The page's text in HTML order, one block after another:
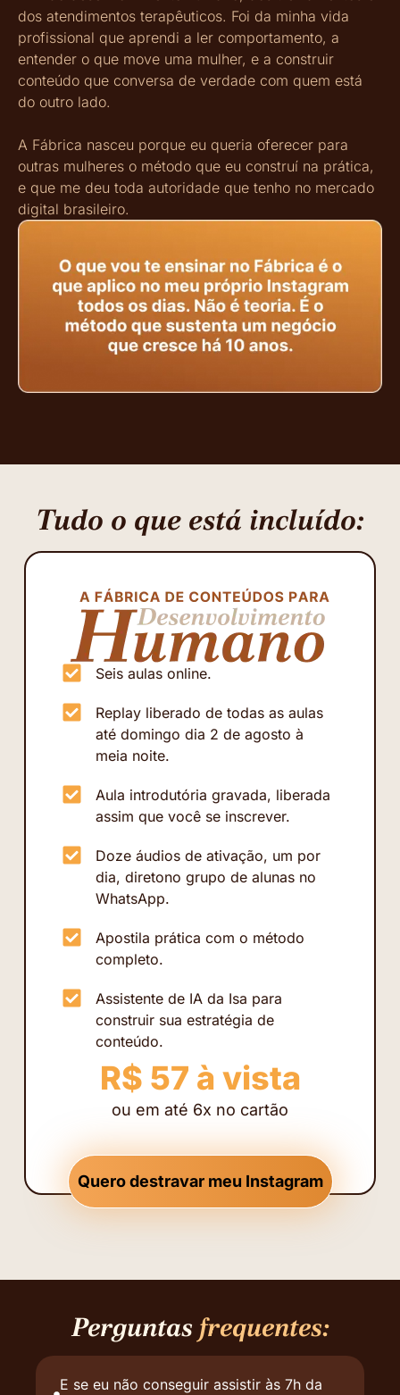
dos atendimentos terapêuticos. Foi da minha vida
profissional que aprendi a ler comportamento, a
entender o que move uma mulher, e a construir
conteúdo que conversa de verdade com quem está
do outro lado.
A Fábrica nasceu porque eu queria oferecer para
outras mulheres o método que eu construí na prática,
e que me deu toda autoridade que tenho no mercado
digital brasileiro.
Tudo o que está incluído:
Seis aulas online.
Replay liberado de todas as aulas
até domingo dia 2 de agosto à
meia noite.
Aula introdutória gravada, liberada
assim que você se inscrever.
Doze áudios de ativação, um por
dia, diretono grupo de alunas no
WhatsApp.
Apostila prática com o método
completo.
Assistente de IA da Isa para
construir sua estratégia de
conteúdo.
R$ 57 à vista
ou em até 6x no cartão
Quero destravar meu Instagram
Perguntas frequentes:
E se eu não conseguir assistir às 7h da